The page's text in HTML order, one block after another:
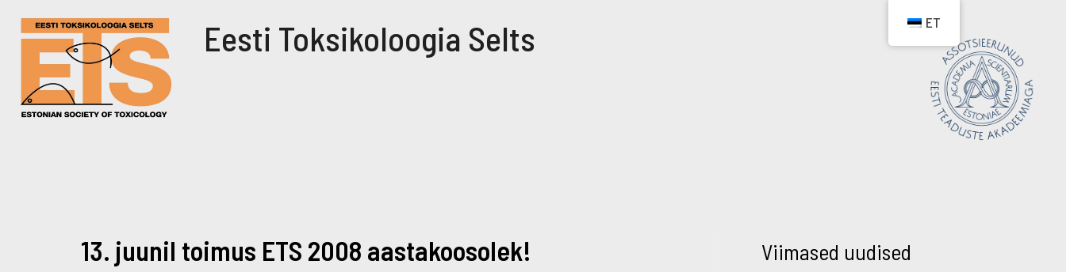
Eesti Toksikoloogia Selts
13. juunil toimus ETS 2008 aastakoosolek! Viimased uudised
ET